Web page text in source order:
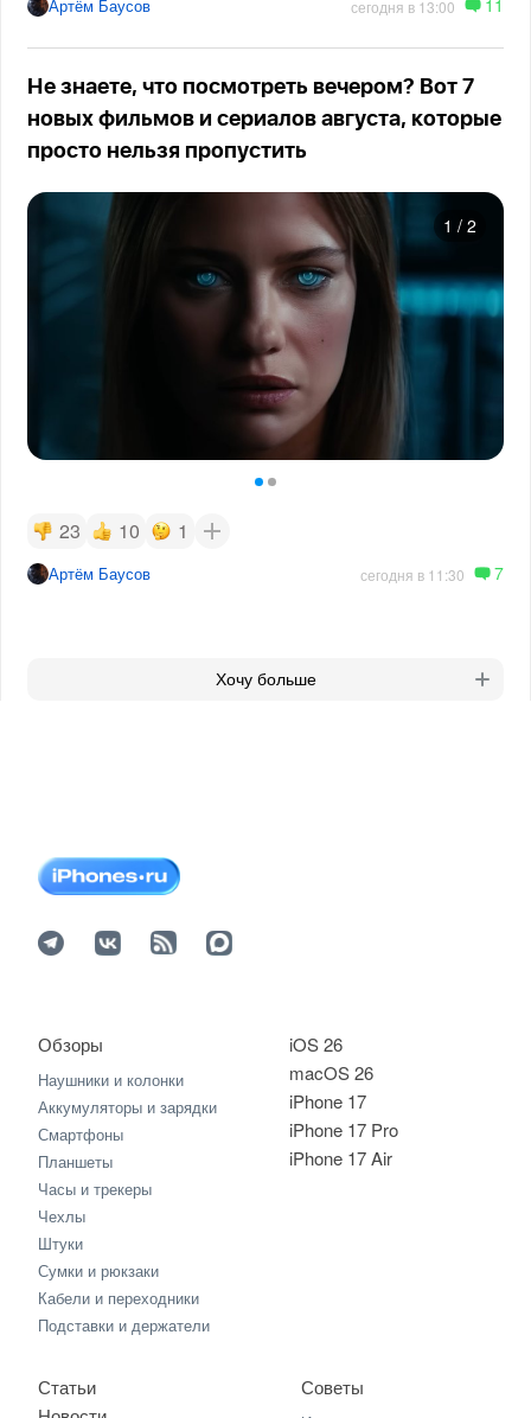
Артём Баусов сегодня в 13:00 11
Не знаете, что посмотреть вечером? Вот 7
новых фильмов и сериалов августа, которые
просто нельзя пропустить
1 / 2
23 10 1
Артём Баусов сегодня в 11:30 7
Хочу больше
iOS 26
macOS 26
iPhone 17
iPhone 17 Pro
iPhone 17 Air
Обзоры
Наушники и колонки
Аккумуляторы и зарядки
Смартфоны
Планшеты
Часы и трекеры
Чехлы
Штуки
Сумки и рюкзаки
Кабели и переходники
Подставки и держатели
Статьи
Советы